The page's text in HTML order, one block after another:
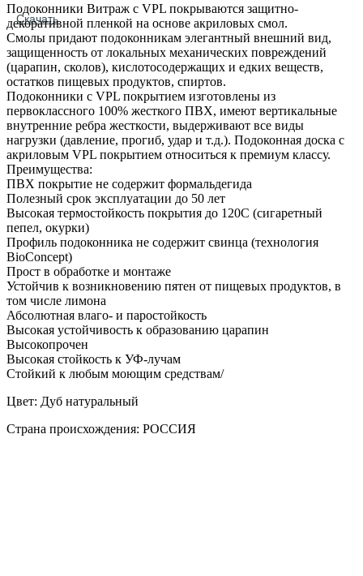
Скачать
Подоконники Витраж с VPL покрываются защитно-
декоративной пленкой на основе акриловых смол.
Смолы придают подоконникам элегантный внешний вид,
защищенность от локальных механических повреждений
(царапин, сколов), кислотосодержащих и едких веществ,
остатков пищевых продуктов, спиртов.
Подоконники с VPL покрытием изготовлены из
первоклассного 100% жесткого ПВХ, имеют вертикальные
внутренние ребра жесткости, выдерживают все виды
нагрузки (давление, прогиб, удар и т.д.). Подоконная доска с
акриловым VPL покрытием относиться к премиум классу.
Преимущества:
ПВХ покрытие не содержит формальдегида
Полезный срок эксплуатации до 50 лет
Высокая термостойкость покрытия до 120С (сигаретный
пепел, окурки)
Профиль подоконника не содержит свинца (технология
BioConcept)
Прост в обработке и монтаже
Устойчив к возникновению пятен от пищевых продуктов, в
том числе лимона
Абсолютная влаго- и паростойкость
Высокая устойчивость к образованию царапин
Высокопрочен
Высокая стойкость к УФ-лучам
Стойкий к любым моющим средствам/
Цвет: Дуб натуральный
Страна происхождения: РОССИЯ